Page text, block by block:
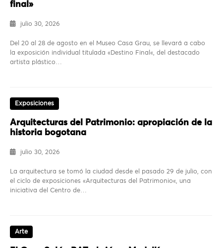
final»
julio 30, 2026
Del 20 al 28 de agosto en el Museo Casa Grau, se llevará a cabo
la exposición individual titulada «Destino Final«, del destacado
artista plástico…
Exposiciones
Arquitecturas del Patrimonio: apropiación de la
historia bogotana
julio 30, 2026
La arquitectura se tomó la ciudad desde el pasado 29 de julio, con
el ciclo de exposiciones «Arquitecturas del Patrimonio«, una
iniciativa del Centro de…
Arte